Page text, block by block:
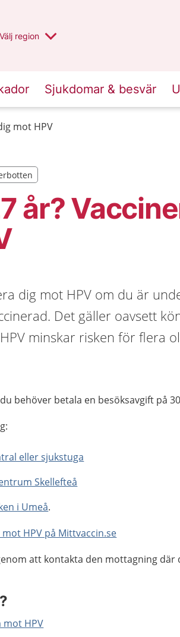
Du har valt region
Välj en annan
region
Sjukdomar & besvär
mot HPV
år?
dig mot HPV om du är
Det gäller oavsett
minskar risken för flera
behöver betala en besöksavgift på
eller sjukstuga
Skellefteå
i Umeå.
HPV på Mittvaccin.se
att kontakta den mottagning där
mot HPV